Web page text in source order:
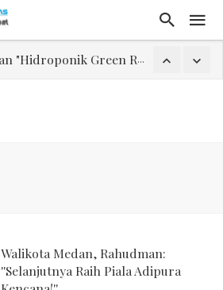
Walikota Medan, Rahudman:
''Selanjutnya Raih Piala Adipura